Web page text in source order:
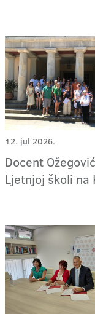
12. jul 2026.
Docent
Ljetnjoj školi na